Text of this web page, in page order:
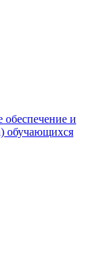
обеспечение и
обучающихся